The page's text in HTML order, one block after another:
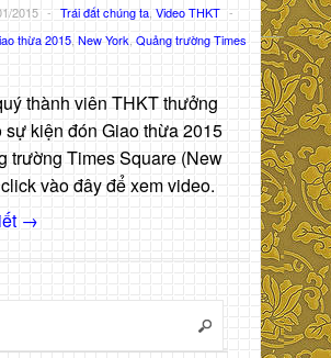
2015 - Trái đất chúng ta, Video THKT -
thừa 2015 New York Quảng trường Times
thành viên THKT thưởng
sự kiện đón Giao thừa 2015
trường Times Square (New
vào đây để xem video.
→